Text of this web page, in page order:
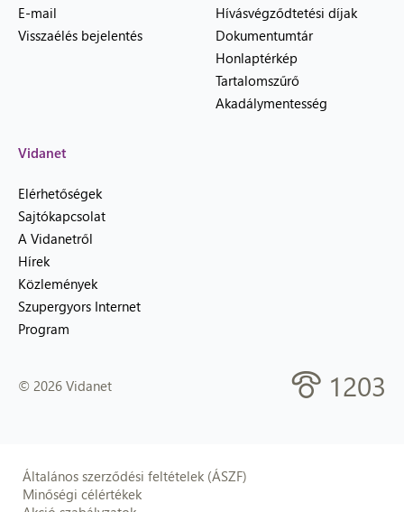
E-mail
Visszaélés bejelentés
Hívásvégződtetési díjak
Dokumentumtár
Honlaptérkép
Tartalomszűrő
Akadálymentesség
Vidanet
Elérhetőségek
Sajtókapcsolat
A Vidanetről
Hírek
Közlemények
Szupergyors Internet
Program
© 2026 Vidanet 1203
Általános szerződési feltételek (ÁSZF)
Minőségi célértékek